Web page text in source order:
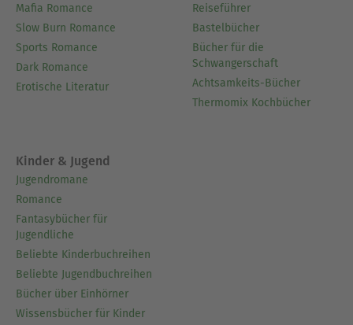
Mafia Romance
Slow Burn Romance
Sports Romance
Dark Romance
Erotische Literatur
Reiseführer
Bastelbücher
Bücher für die
Schwangerschaft
Achtsamkeits-Bücher
Thermomix Kochbücher
Kinder & Jugend
Jugendromane
Romance
Fantasybücher für
Jugendliche
Beliebte Kinderbuchreihen
Beliebte Jugendbuchreihen
Bücher über Einhörner
Wissensbücher für Kinder